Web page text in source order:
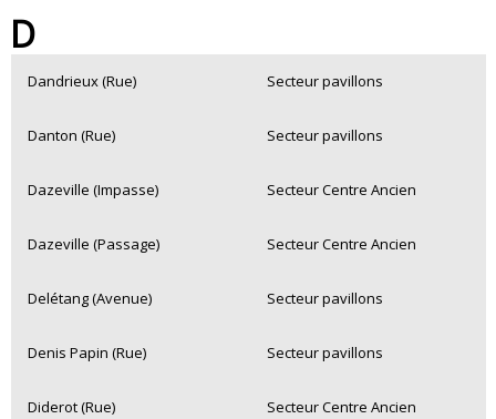
D
Dandrieux (Rue) Secteur pavillons
Danton (Rue) Secteur pavillons
Dazeville (Impasse) Secteur Centre Ancien
Dazeville (Passage) Secteur Centre Ancien
Delétang (Avenue) Secteur pavillons
Denis Papin (Rue) Secteur pavillons
Diderot (Rue) Secteur Centre Ancien